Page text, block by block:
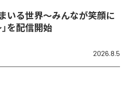
いる世界〜みんなが笑顔に
を配信開始
2026.8.5